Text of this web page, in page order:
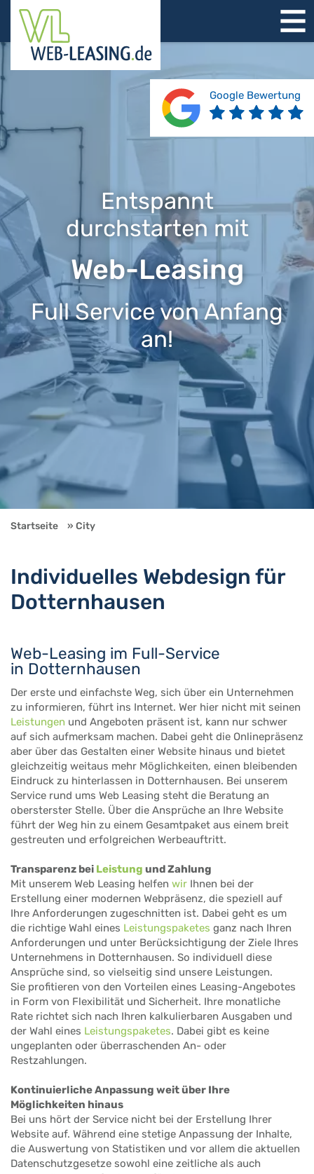
STARTSEITE
ÜBER UNS
PRODUKTE
REFERENZEN
BERATUNG
JOBS
KONTAKT
Entspannt
durchstarten mit
Web-Leasing
Full Service von Anfang
an!
Startseite City
Individuelles Webdesign für
Dotternhausen
Web-Leasing im Full-Service
in Dotternhausen
Der erste und einfachste Weg, sich über ein Unternehmen
zu informieren, führt ins Internet. Wer hier nicht mit seinen
Leistungen und Angeboten präsent ist, kann nur schwer
auf sich aufmerksam machen. Dabei geht die Onlinepräsenz
aber über das Gestalten einer Website hinaus und bietet
gleichzeitig weitaus mehr Möglichkeiten, einen bleibenden
Eindruck zu hinterlassen in Dotternhausen. Bei unserem
Service rund ums Web Leasing steht die Beratung an
obersterster Stelle. Über die Ansprüche an Ihre Website
führt der Weg hin zu einem Gesamtpaket aus einem breit
gestreuten und erfolgreichen Werbeauftritt.
Transparenz bei Leistung und Zahlung
Mit unserem Web Leasing helfen wir Ihnen bei der
Erstellung einer modernen Webpräsenz, die speziell auf
Ihre Anforderungen zugeschnitten ist. Dabei geht es um
die richtige Wahl eines Leistungspaketes ganz nach Ihren
Anforderungen und unter Berücksichtigung der Ziele Ihres
Unternehmens in Dotternhausen. So individuell diese
Ansprüche sind, so vielseitig sind unsere Leistungen.
Sie profitieren von den Vorteilen eines Leasing-Angebotes
in Form von Flexibilität und Sicherheit. Ihre monatliche
Rate richtet sich nach Ihren kalkulierbaren Ausgaben und
der Wahl eines Leistungspaketes. Dabei gibt es keine
ungeplanten oder überraschenden An- oder
Restzahlungen.
Kontinuierliche Anpassung weit über Ihre
Möglichkeiten hinaus
Bei uns hört der Service nicht bei der Erstellung Ihrer
Website auf. Während eine stetige Anpassung der Inhalte,
die Auswertung von Statistiken und vor allem die aktuellen
Datenschutzgesetze sowohl eine zeitliche als auch
Google Bewertung